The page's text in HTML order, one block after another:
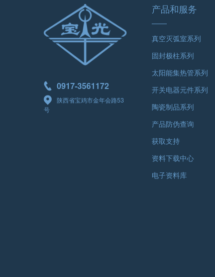
0917-3561172
陕西省宝鸡市金年会路53
号
产品和服务
真空灭弧室系列
固封极柱系列
太阳能集热管系列
开关电器元件系列
陶瓷制品系列
产品防伪查询
获取支持
资料下载中心
电子资料库